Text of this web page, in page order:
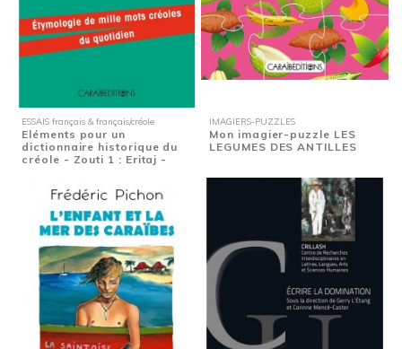
ESSAIS français & français/créole
Eléments pour un
dictionnaire historique du
créole - Zouti 1 : Eritaj -
IMAGIERS-PUZZLES
Mon imagier-puzzle LES
LEGUMES DES ANTILLES